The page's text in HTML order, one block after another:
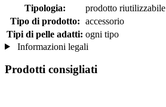
Tipologia:
prodotto riutilizzabile
Tipo di prodotto: accessorio
Tipi di pelle adatti: ogni tipo
Informazioni legali
Prodotti consigliati